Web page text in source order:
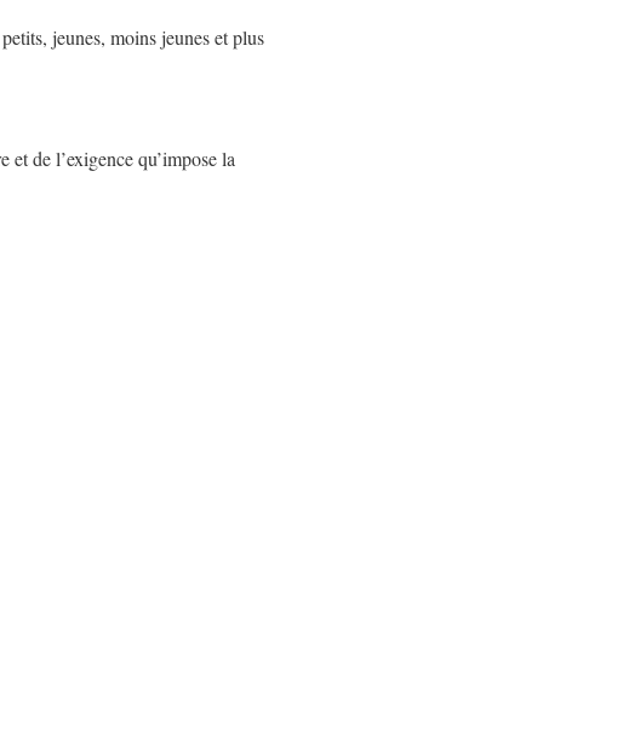
jeunes, moins jeunes et plus
et de l’exigence qu’impose la